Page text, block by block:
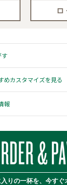
す
めカスタマイズを見る
報
りの一杯を、今すぐ